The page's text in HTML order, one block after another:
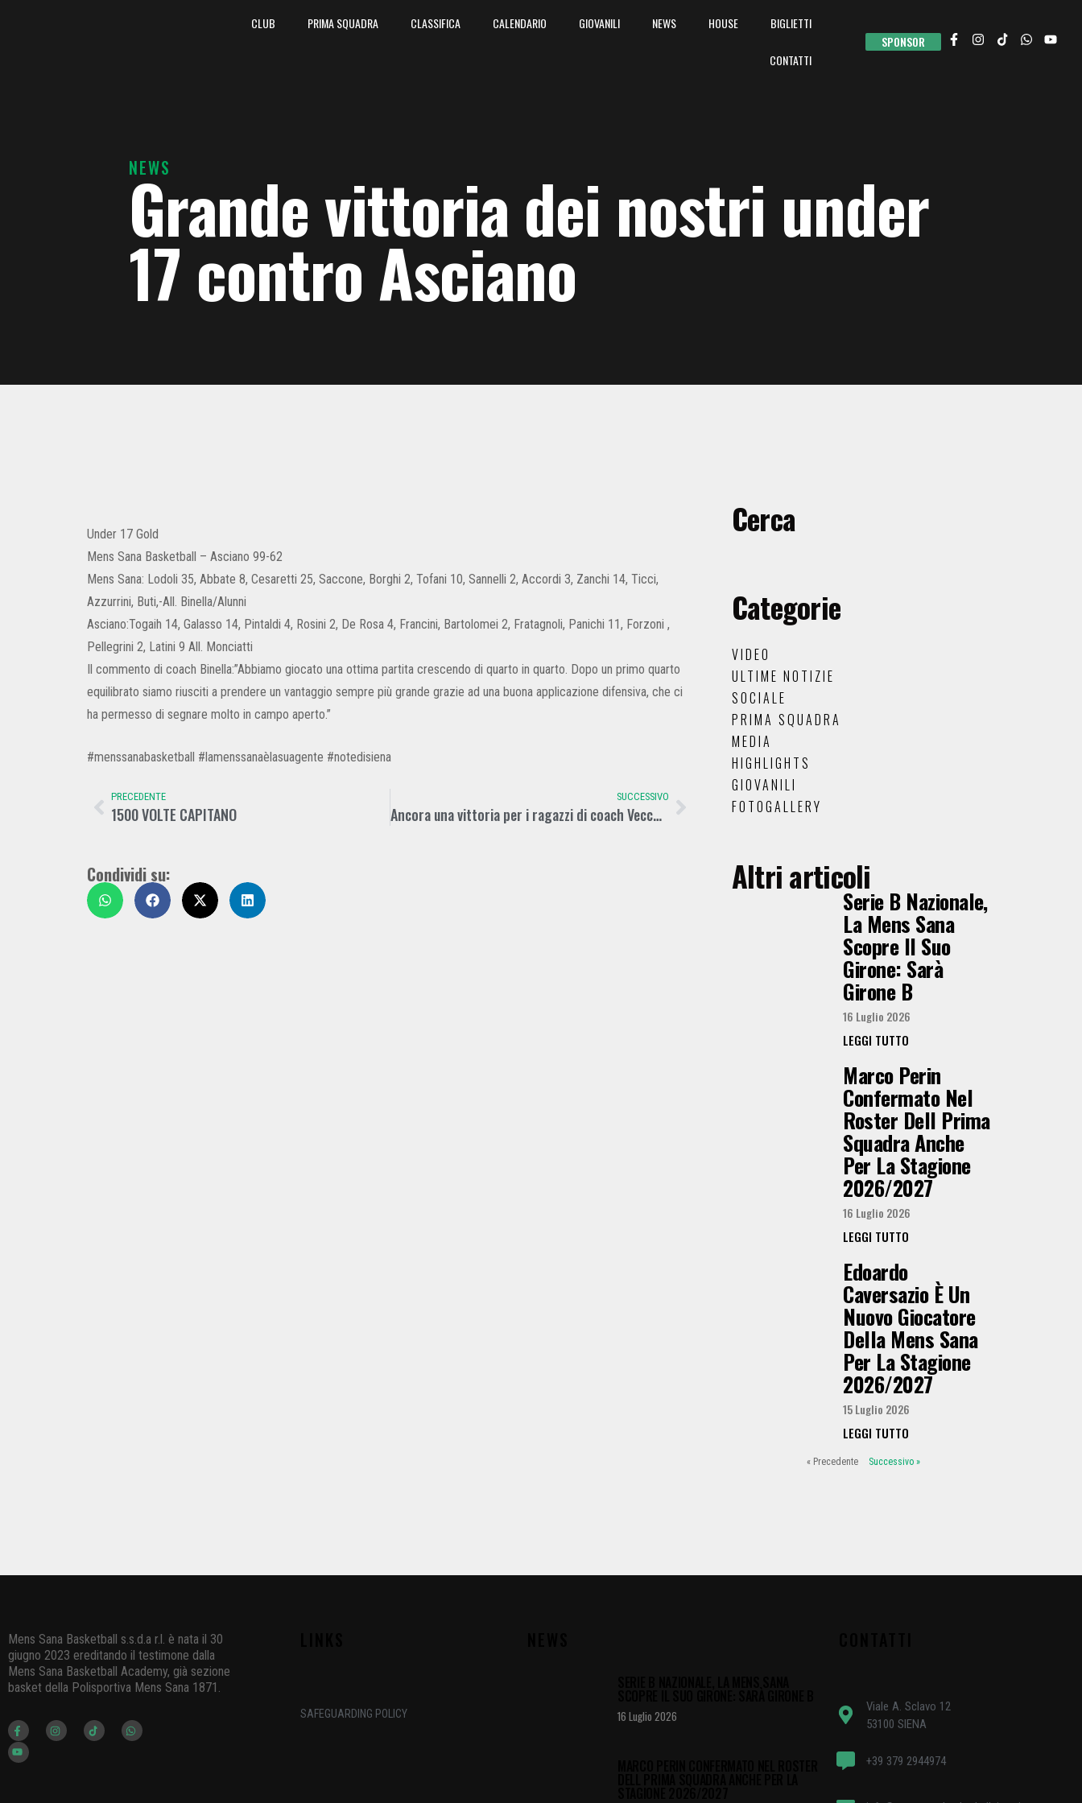
CLUB PRIMA SQUADRA CLASSIFICA CALENDARIO GIOVANILI NEWS HOUSE BIGLIETTI
CONTATTI
SPONSOR
NEWS
Grande vittoria dei nostri under
17 contro Asciano
Under 17 Gold
Mens Sana Basketball – Asciano 99-62
Mens Sana: Lodoli 35, Abbate 8, Cesaretti 25, Saccone, Borghi 2, Tofani 10, Sannelli 2, Accordi 3, Zanchi 14, Ticci,
Azzurrini, Buti,-All. Binella/Alunni
Asciano:Togaih 14, Galasso 14, Pintaldi 4, Rosini 2, De Rosa 4, Francini, Bartolomei 2, Fratagnoli, Panichi 11, Forzoni ,
Pellegrini 2, Latini 9 All. Monciatti
Il commento di coach Binella:”Abbiamo giocato una ottima partita crescendo di quarto in quarto. Dopo un primo quarto
equilibrato siamo riusciti a prendere un vantaggio sempre più grande grazie ad una buona applicazione difensiva, che ci
ha permesso di segnare molto in campo aperto.”
#menssanabasketball #lamenssanaèlasuagente #notedisiena
PRECEDENTE
1500 VOLTE CAPITANO
SUCCESSIVO
Ancora una vittoria per i ragazzi di coach Vecchi in casa contro Casale
Condividi su:
Cerca
Categorie
VIDEO
ULTIME NOTIZIE
SOCIALE
PRIMA SQUADRA
MEDIA
HIGHLIGHTS
GIOVANILI
FOTOGALLERY
Altri articoli
Serie B Nazionale,
La Mens Sana
Scopre Il Suo
Girone: Sarà
Girone B
16 Luglio 2026
LEGGI TUTTO
Marco Perin
Confermato Nel
Roster Dell Prima
Squadra Anche
Per La Stagione
2026/2027
16 Luglio 2026
LEGGI TUTTO
Edoardo
Caversazio È Un
Nuovo Giocatore
Della Mens Sana
Per La Stagione
2026/2027
15 Luglio 2026
LEGGI TUTTO
« Precedente Successivo »
Mens Sana Basketball s.s.d.a r.l. è nata il 30
giugno 2023 ereditando il testimone dalla
Mens Sana Basketball Academy, già sezione
basket della Polisportiva Mens Sana 1871.
SAFEGUARDING POLICY 16 Luglio 2026
Viale A. Sclavo 12
53100 SIENA
+39 379 2944974